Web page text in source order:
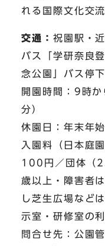
れる国際文化交
交通： 祝園駅・
バス「学研奈良
念公園」バス停
開園時間：9時
分）
休園日：年末年始
入園料（日本庭
100円／団体（
歳以上・障害者
し芝生広場など
示室・研修室の
問合せ先：公園